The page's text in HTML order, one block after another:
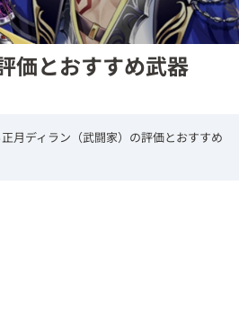
価とおすすめ武器
月ディラン（武闘家）の評価とおすすめ